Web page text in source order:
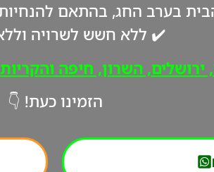
✔️ ללא חשש לשרויה
השרון, חיפה
הזמינו כעת! 👇